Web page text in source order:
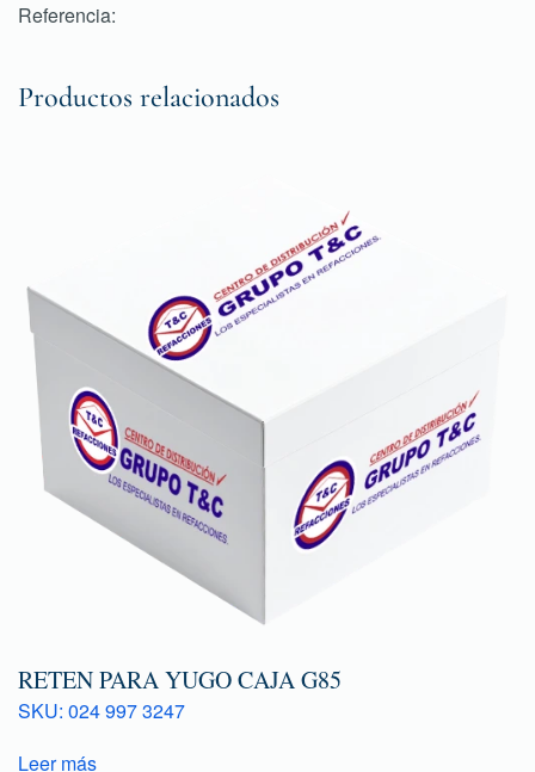
Referencia:
Productos relacionados
RETEN PARA YUGO CAJA G85
SKU: 024 997 3247
Leer más